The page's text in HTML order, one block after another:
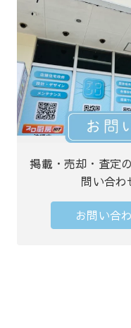
掲載・売却・査定
問い合わ
お問い合